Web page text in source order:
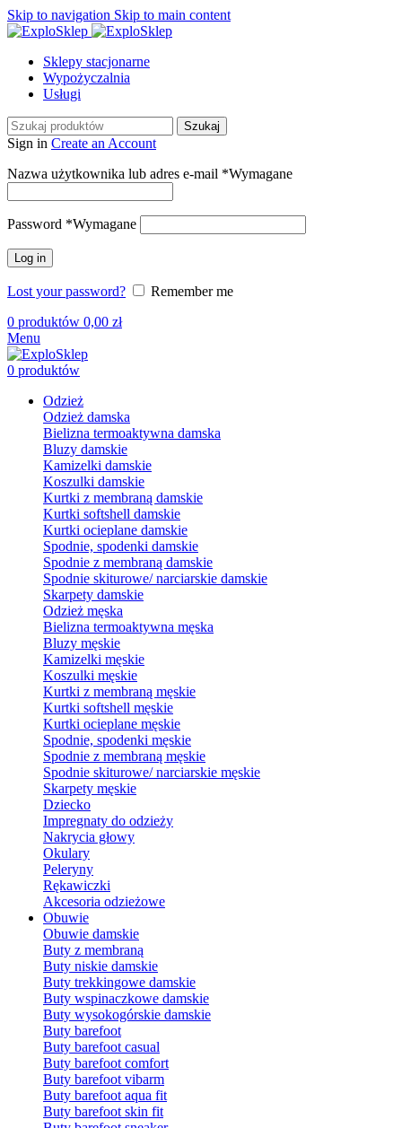
Skip to navigation Skip to main content
Sklepy stacjonarne
Wypożyczalnia
Usługi
Szukaj
Sign in Create an Account
Nazwa użytkownika lub adres e-mail *Wymagane
Password *Wymagane
Log in
Lost your password?
Remember me
0 produktów 0,00 zł
Menu
0 produktów
Odzież
Odzież damska
Bielizna termoaktywna damska
Bluzy damskie
Kamizelki damskie
Koszulki damskie
Kurtki z membraną damskie
Kurtki softshell damskie
Kurtki ocieplane damskie
Spodnie, spodenki damskie
Spodnie z membraną damskie
Spodnie skiturowe/ narciarskie damskie
Skarpety damskie
Odzież męska
Bielizna termoaktywna męska
Bluzy męskie
Kamizelki męskie
Koszulki męskie
Kurtki z membraną męskie
Kurtki softshell męskie
Kurtki ocieplane męskie
Spodnie, spodenki męskie
Spodnie z membraną męskie
Spodnie skiturowe/ narciarskie męskie
Skarpety męskie
Dziecko
Impregnaty do odzieży
Nakrycia głowy
Okulary
Peleryny
Rękawiczki
Akcesoria odzieżowe
Obuwie
Obuwie damskie
Buty z membraną
Buty niskie damskie
Buty trekkingowe damskie
Buty wspinaczkowe damskie
Buty wysokogórskie damskie
Buty barefoot
Buty barefoot casual
Buty barefoot comfort
Buty barefoot vibarm
Buty barefoot aqua fit
Buty barefoot skin fit